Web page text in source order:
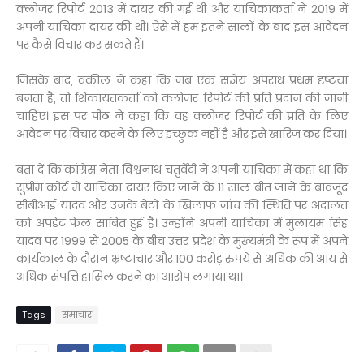
क्लोजर रिपोर्ट 2013 में दायर की गई थी और याचिकाकर्ता ने 2019 में
अपनी याचिका दायर की थी। ऐसे में हम इतने सालों के बाद इस आवेदन
पर कैसे विचार कर सकते हैं।
जिसके बाद, वकील ने कहा कि जब एक संज्ञेय अपराध प्रथम दृष्टया
बनता है, तो शिकायतकर्ता को क्लोजर रिपोर्ट की प्रति प्रदान की जानी
चाहिए। इस पर पीठ ने कहा कि वह क्लोजर रिपोर्ट की प्रति के लिए
आवेदन पर विचार करने के लिए इच्छुक नहीं है और इसे खारिज कर दिया।
बता दें कि कांग्रेस नेता विश्वनाथ चतुर्वेदी ने अपनी याचिका में कहा था कि
सुप्रीम कोर्ट में याचिका दायर किए जाने के 11 साल बीत जाने के बावजूद
सीबीआई यादव और उनके बेटों के खिलाफ जांच की स्थिति पर अदालत
को अपडेट फेल साबित हुई है। उन्होंने अपनी याचिका में मुलायम सिंह
यादव पर 1999 से 2005 के बीच उत्तर प्रदेश के मुख्यमंत्री के रूप में अपने
कार्यकाल के दौरान भ्रष्टाचार और 100 करोड़ रुपये से अधिक की आय से
अधिक संपत्ति हासिल करने का आरोप लगाया था।
Tags समाचार